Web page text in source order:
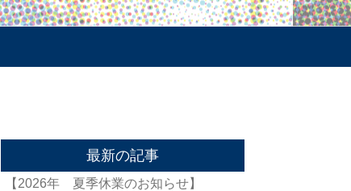
最新の記事
【2026年 夏季休業のお知らせ】